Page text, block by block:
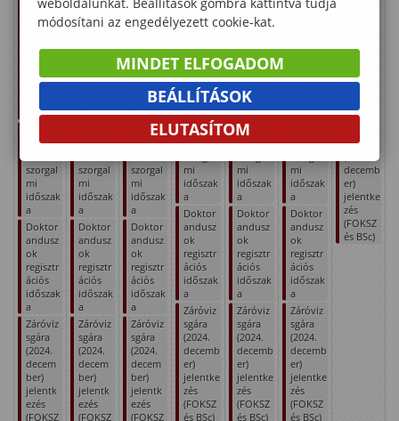
Szorgal
(első
i nap:
szepte
andusz
szorgal
mi
időszak
a
Doktor
andusz
ok
regisztr
ációs
időszak
a
Záróviz
sgára
(2024.
decem
ber)
jelentk
ezés
(FOKSZ
Szorgal
mi
(első
szepte
2.)
andusz
szorgal
mi
időszak
a
Doktor
andusz
ok
regisztr
ációs
időszak
a
Záróviz
sgára
(2024.
decem
ber)
jelentk
ezés
(FOKSZ
Szorgal
mi
időszak
(első
oktatás
i nap:
szepte
mber
2.)
Doktor
andusz
szorgal
mi
időszak
a
Doktor
andusz
ok
regisztr
ációs
időszak
a
Záróviz
sgára
(2024.
decem
ber)
jelentk
ezés
(FOKSZ
mi
időszak
oktatási
nap:
szepte
mber
2.)
Doktor
andusz
ok
mi
időszak
a
Doktor
andusz
ok
regisztr
ációs
időszak
a
Záróviz
sgára
(2024.
decemb
er)
jelentke
zés
(FOKSZ
és BSc)
mi
időszak
oktatási
nap:
szepte
mber
2.)
Doktor
andusz
ok
mi
időszak
a
Doktor
andusz
ok
regisztr
ációs
időszak
a
Záróviz
sgára
(2024.
decemb
er)
jelentke
zés
(FOKSZ
és BSc)
mi
oktatási
mber
Doktor
ok
mi
időszak
a
Doktor
andusz
ok
regisztr
ációs
időszak
a
Záróviz
sgára
(2024.
decemb
er)
jelentke
zés
(FOKSZ
és BSc)
andusz
szorgal
mi
a
sgára
decemb
er)
jelentke
zés
(FOKSZ
és BSc)
módosítani az engedélyezett cookie-kat.
MINDET ELFOGADOM
BEÁLLÍTÁSOK
ELUTASÍTOM